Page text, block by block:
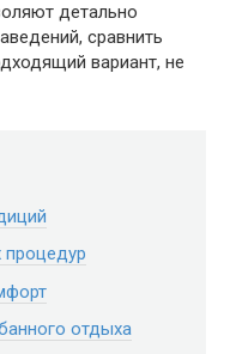
детально
сравнить
вариант, не
отдыха